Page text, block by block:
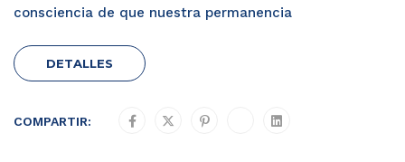
consciencia de que nuestra permanencia
DETALLES
COMPARTIR: